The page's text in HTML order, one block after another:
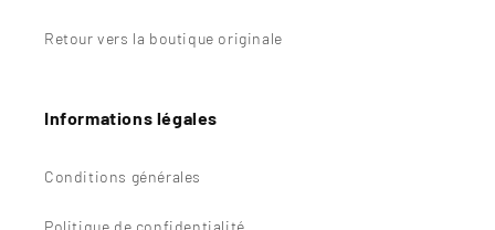
Retour vers la boutique originale
Informations légales
Conditions générales